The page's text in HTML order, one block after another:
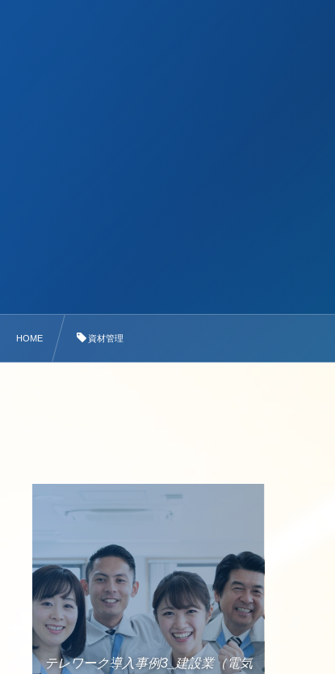
HOME 資材管理
テレワーク導入事例3_建設業（電気